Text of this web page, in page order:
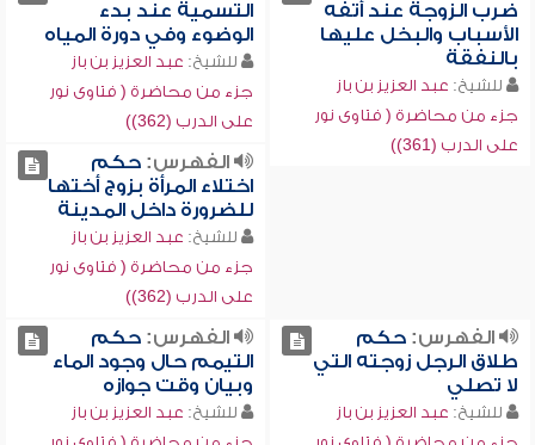
ضرب الزوجة عند أتفه
الأسباب والبخل عليها
بالنفقة
للشيخ: عبد العزيز بن باز
جزء من محاضرة ( فتاوى نور
على الدرب (361))
التسمية عند بدء
الوضوء وفي دورة المياه
للشيخ: عبد العزيز بن باز
جزء من محاضرة ( فتاوى نور
على الدرب (362))
الفهرس:حكم
اختلاء المرأة بزوج أختها
للضرورة داخل المدينة
للشيخ: عبد العزيز بن باز
جزء من محاضرة ( فتاوى نور
على الدرب (362))
الفهرس:حكم
طلاق الرجل زوجته التي
لا تصلي
للشيخ: عبد العزيز بن باز
الفهرس:حكم
التيمم حال وجود الماء
وبيان وقت جوازه
للشيخ: عبد العزيز بن باز